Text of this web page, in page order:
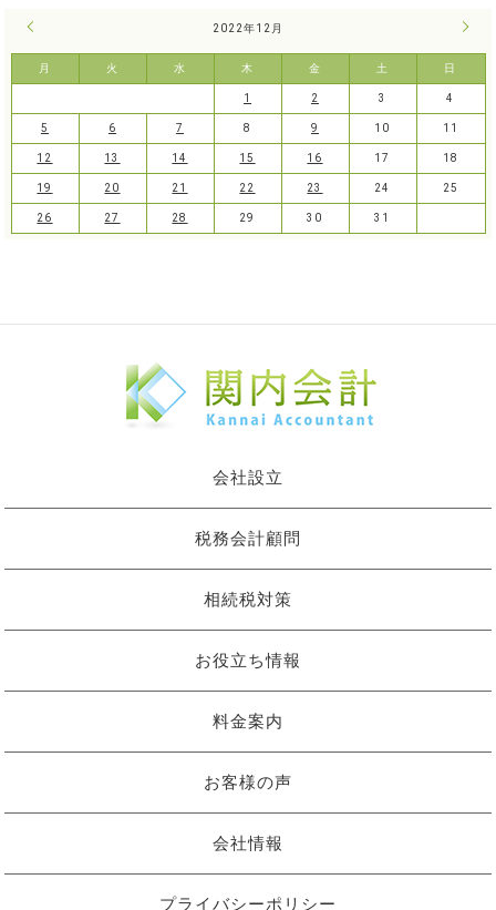
2022年12月
月 火 水 木 金 土 日
1月
1 2 3 4
5 6 7 8 9 10 11
12 13 14 15 16 17 18
19 20 21 22 23 24 25
26 27 28 29 30 31
会社設立
税務会計顧問
相続税対策
お役立ち情報
料金案内
お客様の声
会社情報
プライバシーポリシー